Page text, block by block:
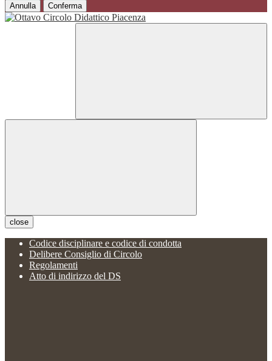
Annulla Conferma
close
Codice disciplinare e codice di condotta
Delibere Consiglio di Circolo
Regolamenti
Atto di indirizzo del DS